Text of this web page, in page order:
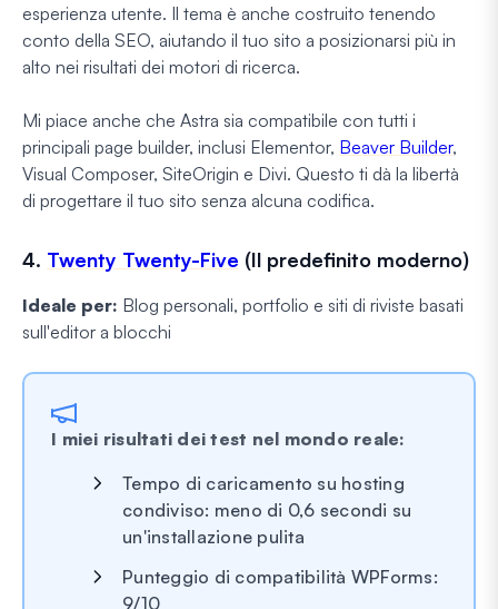
esperienza utente. Il tema è anche costruito tenendo
conto della SEO, aiutando il tuo sito a posizionarsi più in
alto nei risultati dei motori di ricerca.
Mi piace anche che Astra sia compatibile con tutti i
principali page builder, inclusi Elementor, Beaver Builder,
Visual Composer, SiteOrigin e Divi. Questo ti dà la libertà
di progettare il tuo sito senza alcuna codifica.
4. Twenty Twenty-Five (Il predefinito moderno)
Ideale per: Blog personali, portfolio e siti di riviste basati
sull'editor a blocchi
I miei risultati dei test nel mondo reale:
Tempo di caricamento su hosting
condiviso: meno di 0,6 secondi su
un'installazione pulita
Punteggio di compatibilità WPForms:
9/10